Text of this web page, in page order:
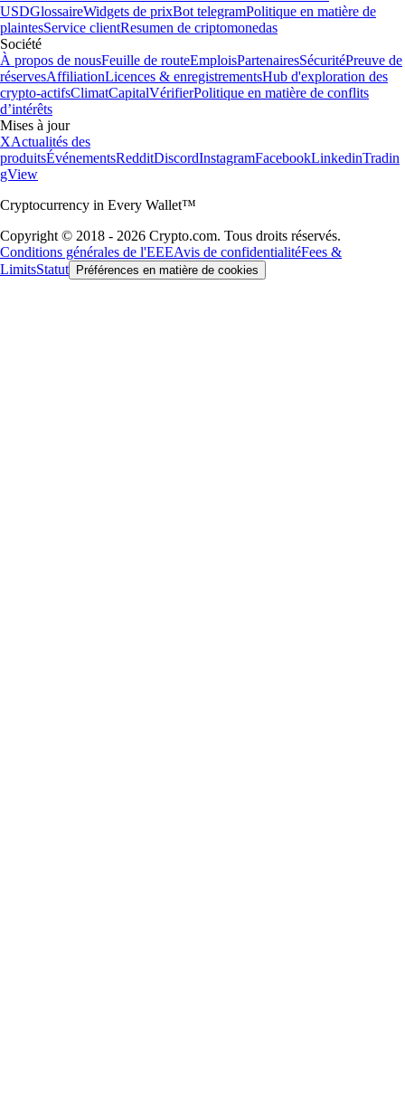
USDGlossaireWidgets de prixBot telegramPolitique en matière de
plaintesService clientResumen de criptomonedas
Société
À propos de nousFeuille de routeEmploisPartenairesSécuritéPreuve de
réservesAffiliationLicences & enregistrementsHub d'exploration des
crypto-actifsClimatCapitalVérifierPolitique en matière de conflits
d’intérêts
Mises à jour
XActualités des
produitsÉvénementsRedditDiscordInstagramFacebookLinkedinTradin
gView
Cryptocurrency in Every Wallet™
Copyright © 2018 - 2026 Crypto.com. Tous droits réservés.
Conditions générales de l'EEEAvis de confidentialitéFees &
LimitsStatut Préférences en matière de cookies